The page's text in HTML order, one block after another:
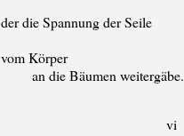
der die Spannung der Seile
vom Körper
an die Bäumen weitergäbe.
vi